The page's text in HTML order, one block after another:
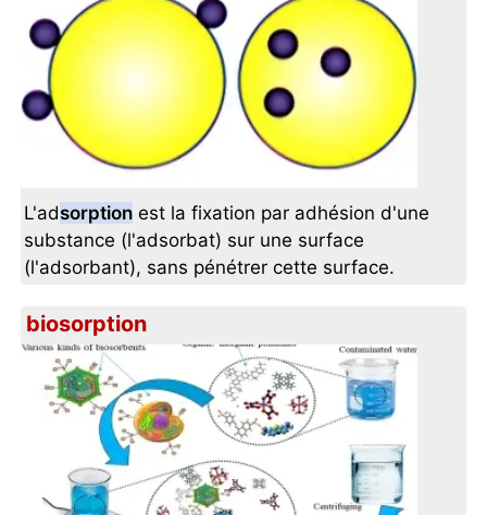
L'adsorption est la fixation par adhésion d'une
substance (l'adsorbat) sur une surface
(l'adsorbant), sans pénétrer cette surface.
biosorption